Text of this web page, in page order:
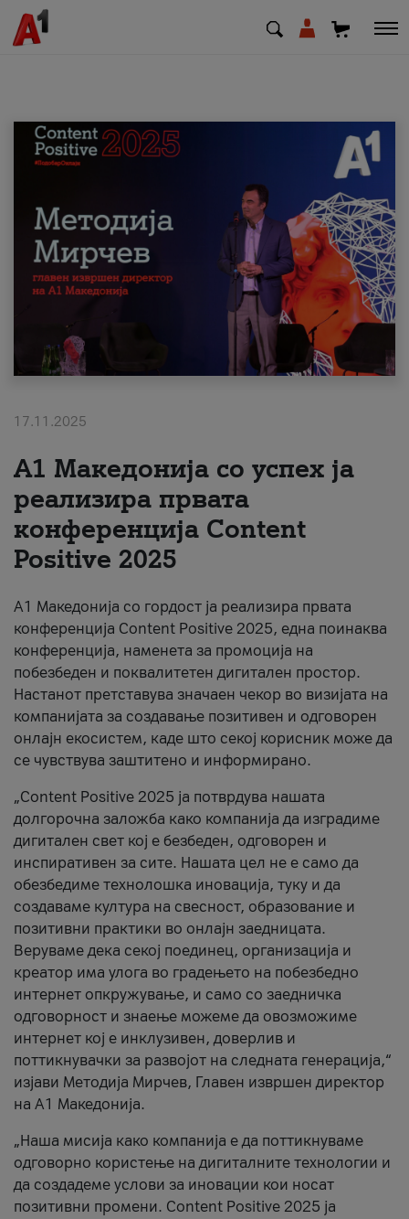
МК EN
Приватни Деловни
Поддршка
Надополни кредит
#ПодобарОнлајн
17.11.2025
А1 Македонија со успех ја
реализира првата
конференција Content
Positive 2025
А1 Македонија со гордост ја реализира првата
конференција Content Positive 2025, една поинаква
конференција, наменета за промоција на
побезбеден и поквалитетен дигитален простор.
Настанот претставува значаен чекор во визијата на
компанијата за создавање позитивен и одговорен
онлајн екосистем, каде што секој корисник може да
се чувствува заштитено и информирано.
„Content Positive 2025 ја потврдува нашата
долгорочна заложба како компанија да изградиме
дигитален свет кој е безбеден, одговорен и
инспиративен за сите. Нашата цел не е само да
обезбедиме технолошка иновација, туку и да
создаваме култура на свесност, образование и
позитивни практики во онлајн заедницата.
Веруваме дека секој поединец, организација и
креатор има улога во градењето на побезбедно
интернет опкружување, и само со заедничка
одговорност и знаење можеме да овозможиме
интернет кој е инклузивен, доверлив и
поттикнувачки за развојот на следната генерација,“
изјави Методија Мирчев, Главен извршен директор
на А1 Македонија.
„Наша мисија како компанија е да поттикнуваме
одговорно користење на дигиталните технологии и
да создадеме услови за иновации кои носат
позитивни промени. Content Positive 2025 ја